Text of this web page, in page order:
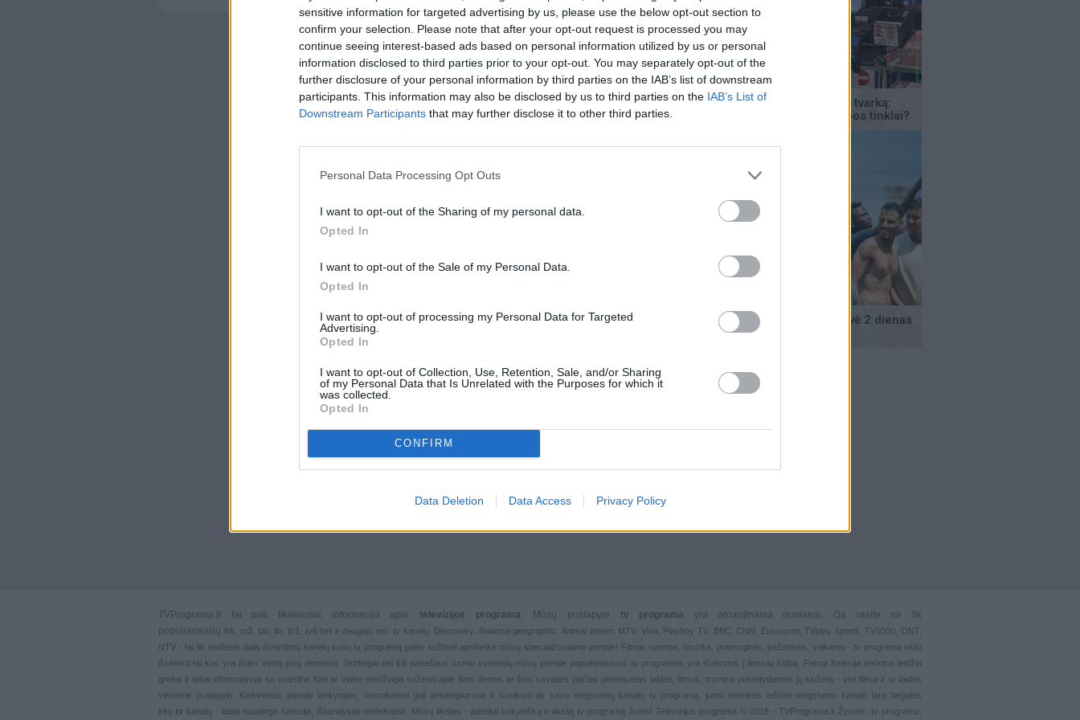
sensitive information for targeted advertising by us, please use the below opt-out section to
confirm your selection. Please note that after your opt-out request is processed you may
continue seeing interest-based ads based on personal information utilized by us or personal
information disclosed to third parties prior to your opt-out. You may separately opt-out of the
further disclosure of your personal information by third parties on the IAB’s list of downstream
participants. This information may also be disclosed by us to third parties on the IAB’s List of
Downstream Participants that may further disclose it to other third parties.
Personal Data Processing Opt Outs
I want to opt-out of the Sharing of my personal data.
Opted In
I want to opt-out of the Sale of my Personal Data.
Opted In
I want to opt-out of processing my Personal Data for Targeted
Advertising.
Opted In
I want to opt-out of Collection, Use, Retention, Sale, and/or Sharing
of my Personal Data that Is Unrelated with the Purposes for which it
was collected.
Opted In
CONFIRM
Data Deletion Data Access Privacy Policy
TVPrograma.lt tai pati tiksliausia informacija apie televizijos programą. Mūsų puslapyje tv programa
yra atnaujinama nuolatos, čia rasite ne tik
populiariausių lnk tv3 btv, ltv tv1 tv6 bet ir daugiau nei tv kanalų. Discovery. National geographic, Animal planet. MTV, Viva, Playboy TV, BBC, CNN, Eurosport, TVplay sports , TV1000, ONT,
NTV - tai tik nedidelė dalis išvardintų kanalų kurių tv programą galite sužinoti apsilanke mūsų specializuotame portale! Filmai, sportas muzika pramoginės pažintinės vaikams - tv programa siūlo
išsirinkti tai kas yra išties vertą jūsų dėmesio. Skirtingai nei kiti panašaus turinio svetainių mūsų portale populiariausios tv programos yra išverstos į lietuvių kalbą. Patogi funkcija anonsai leidžia
greitai ir labai informatyviai su vaizdine foto ar video medžiaga sužinoti apie šios dienos ar šios savaitės pačias įdomiausias laidas, filmus, trumpai pristatydamos jų siužetą - visi filmai ir tv laidos
viename puslapyje. Kiekvienas portalo lankytojas, nemokamai gali prisiregistruoti ir susikurti tik savo mėgstamų kanalų
tv programą, jums nereikės ieškoti mėgstamo kanalo tarp begalės
kitų tvkanalų - labai naudinga funkcija, išbandykite nedelsiant!. Mūsų tikslas - pateikti kokybišką ir tikslią tv programą Jums! Televizijos programa © 2018 - TVPrograma.lt Žymos: tv programa,